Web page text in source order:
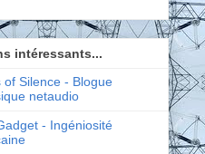
intéressants...
of Silence - Blogue
netaudio
- Ingéniosité